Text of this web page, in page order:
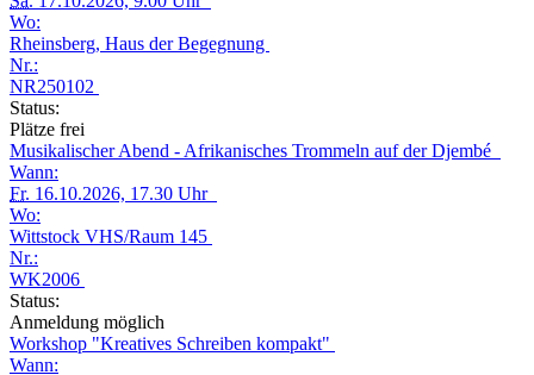
Wo:
Rheinsberg, Haus der Begegnung
Nr.:
NR250102
Status:
Plätze frei
Musikalischer Abend - Afrikanisches Trommeln auf der Djembé
Wann:
Fr. 16.10.2026, 17.30 Uhr
Wo:
Wittstock VHS/Raum 145
Nr.:
WK2006
Status:
Anmeldung möglich
Workshop "Kreatives Schreiben kompakt"
Wann: